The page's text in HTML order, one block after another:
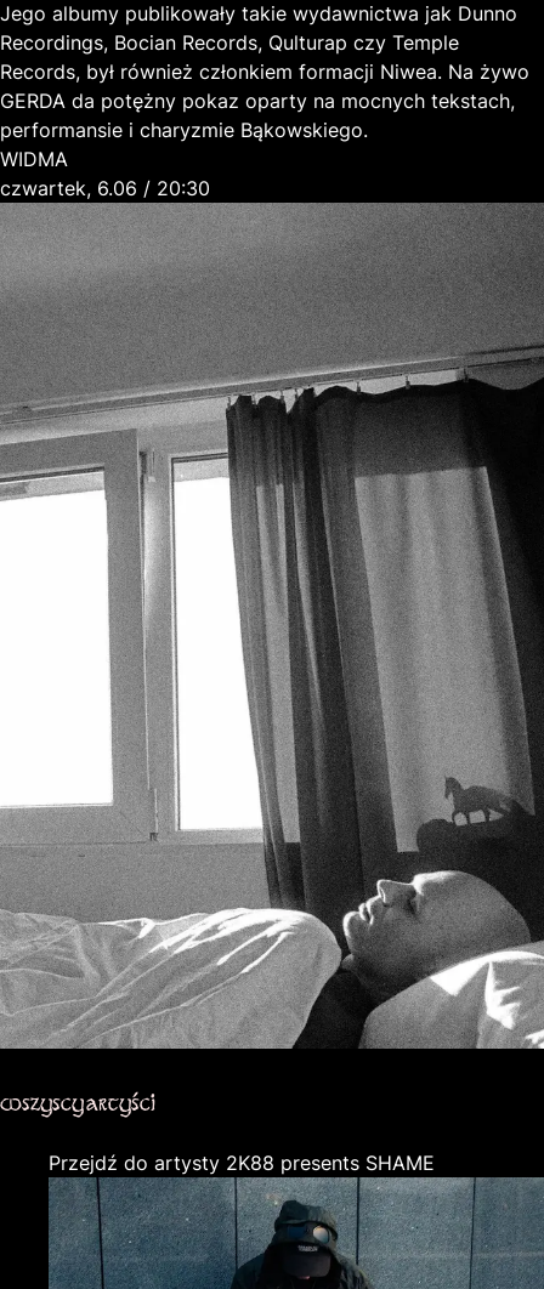
Jego albumy publikowały takie wydawnictwa jak Dunno
Recordings, Bocian Records, Qulturap czy Temple
Records, był również członkiem formacji Niwea. Na żywo
GERDA da potężny pokaz oparty na mocnych tekstach,
performansie i charyzmie Bąkowskiego.
WIDMA
czwartek, 6.06 / 20:30
wszyscy artyści
Przejdź do artysty 2K88 presents SHAME